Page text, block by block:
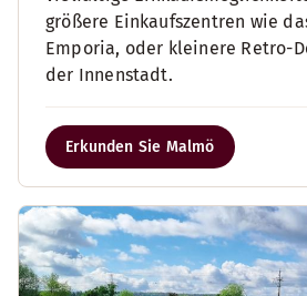
größere Einkaufszentren wie
Emporia, oder kleinere Retro-
der Innenstadt.
Erkunden Sie Malmö